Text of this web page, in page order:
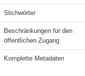
Stichwörter
Beschränkungen für den
öffentlichen Zugang
Komplette Metadaten